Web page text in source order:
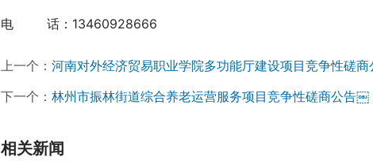
电　 　 话：13460928666
上一个： 河南对外经济贸易职业学院多功能厅建设项目竞争性磋商
下一个： 林州市振林街道综合养老运营服务项目竞争性磋商公告￼
相关新闻